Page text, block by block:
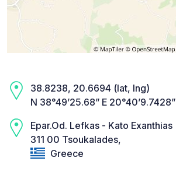
38.8238, 20.6694 (lat, lng)
N 38°49’25.68” E 20°40’9.7428”
Epar.Od. Lefkas - Kato Exanthias
311 00 Tsoukalades,
Greece